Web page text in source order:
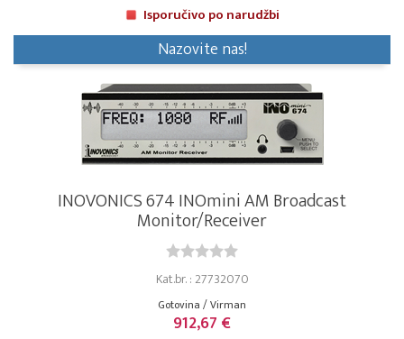
Isporučivo po narudžbi
Nazovite nas!
INOVONICS 674 INOmini AM Broadcast
Monitor/Receiver
Kat.br. : 27732070
Gotovina / Virman
912,67 €